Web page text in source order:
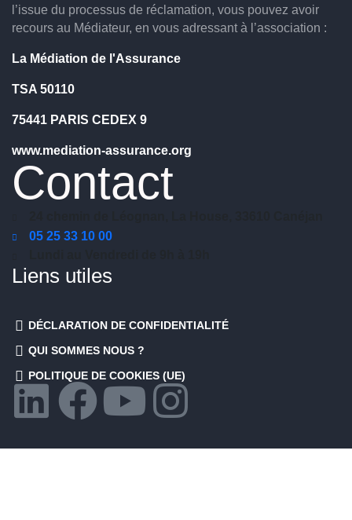
l’issue du processus de réclamation, vous pouvez avoir
recours au Médiateur, en vous adressant à l’association :
La Médiation de l'Assurance
TSA 50110
75441 PARIS CEDEX 9
www.mediation-assurance.org
Contact
05 25 33 10 00
Liens utiles
DÉCLARATION DE CONFIDENTIALITÉ
QUI SOMMES NOUS ?
POLITIQUE DE COOKIES (UE)